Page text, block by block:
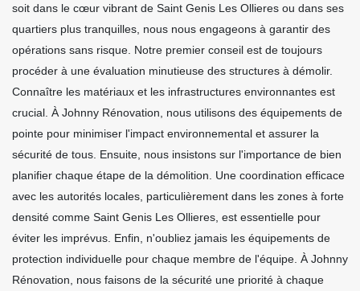
soit dans le cœur vibrant de Saint Genis Les Ollieres ou dans ses
quartiers plus tranquilles, nous nous engageons à garantir des
opérations sans risque. Notre premier conseil est de toujours
procéder à une évaluation minutieuse des structures à démolir.
Connaître les matériaux et les infrastructures environnantes est
crucial. À Johnny Rénovation, nous utilisons des équipements de
pointe pour minimiser l'impact environnemental et assurer la
sécurité de tous. Ensuite, nous insistons sur l'importance de bien
planifier chaque étape de la démolition. Une coordination efficace
avec les autorités locales, particulièrement dans les zones à forte
densité comme Saint Genis Les Ollieres, est essentielle pour
éviter les imprévus. Enfin, n'oubliez jamais les équipements de
protection individuelle pour chaque membre de l'équipe. À Johnny
Rénovation, nous faisons de la sécurité une priorité à chaque